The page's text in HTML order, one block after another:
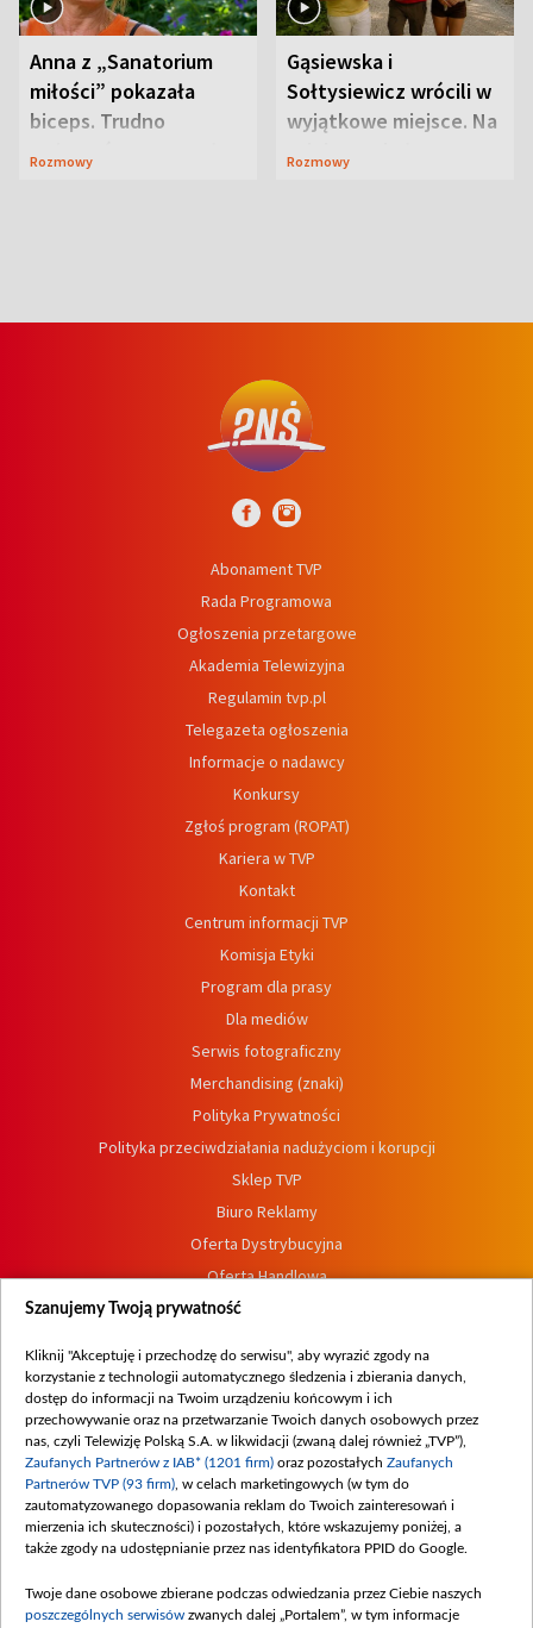
Anna z „Sanatorium
miłości” pokazała
biceps. Trudno
uwierzyć, co przeszła
Rozmowy
Gąsiewska i
Sołtysiewicz wrócili w
wyjątkowe miejsce. Na
szlaku czekał
Rozmowy
Abonament TVP
Rada Programowa
Ogłoszenia przetargowe
Akademia Telewizyjna
Regulamin tvp.pl
Telegazeta ogłoszenia
Informacje o nadawcy
Konkursy
Zgłoś program (ROPAT)
Kariera w TVP
Kontakt
Centrum informacji TVP
Komisja Etyki
Program dla prasy
Dla mediów
Serwis fotograficzny
Merchandising (znaki)
Polityka Prywatności
Polityka przeciwdziałania nadużyciom i korupcji
Sklep TVP
Biuro Reklamy
Oferta Dystrybucyjna
Oferta Handlowa
Dostępność
Procedura zgłoszeń wewnętrznych
Szanujemy Twoją prywatność
Kliknij "Akceptuję i przechodzę do serwisu", aby wyrazić zgody na
korzystanie z technologii automatycznego śledzenia i zbierania danych,
dostęp do informacji na Twoim urządzeniu końcowym i ich
przechowywanie oraz na przetwarzanie Twoich danych osobowych przez
nas, czyli Telewizję Polską S.A. w likwidacji (zwaną dalej również „TVP”),
Zaufanych Partnerów z IAB* (1201 firm) oraz pozostałych Zaufanych
Partnerów TVP (93 firm) , w celach marketingowych (w tym do
zautomatyzowanego dopasowania reklam do Twoich zainteresowań i
mierzenia ich skuteczności) i pozostałych, które wskazujemy poniżej, a
także zgody na udostępnianie przez nas identyfikatora PPID do Google.
Twoje dane osobowe zbierane podczas odwiedzania przez Ciebie naszych
poszczególnych serwisów zwanych dalej „Portalem”, w tym informacje